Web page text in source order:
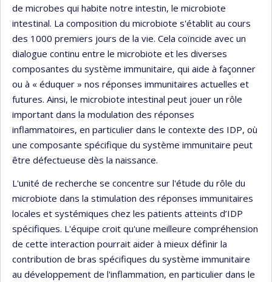
de microbes qui habite notre intestin, le microbiote
intestinal. La composition du microbiote s'établit au cours
des 1000 premiers jours de la vie. Cela coïncide avec un
dialogue continu entre le microbiote et les diverses
composantes du système immunitaire, qui aide à façonner
ou à « éduquer » nos réponses immunitaires actuelles et
futures. Ainsi, le microbiote intestinal peut jouer un rôle
important dans la modulation des réponses
inflammatoires, en particulier dans le contexte des IDP, où
une composante spécifique du système immunitaire peut
être défectueuse dès la naissance.
L'unité de recherche se concentre sur l'étude du rôle du
microbiote dans la stimulation des réponses immunitaires
locales et systémiques chez les patients atteints d’IDP
spécifiques. L'équipe croit qu'une meilleure compréhension
de cette interaction pourrait aider à mieux définir la
contribution de bras spécifiques du système immunitaire
au développement de l'inflammation, en particulier dans le